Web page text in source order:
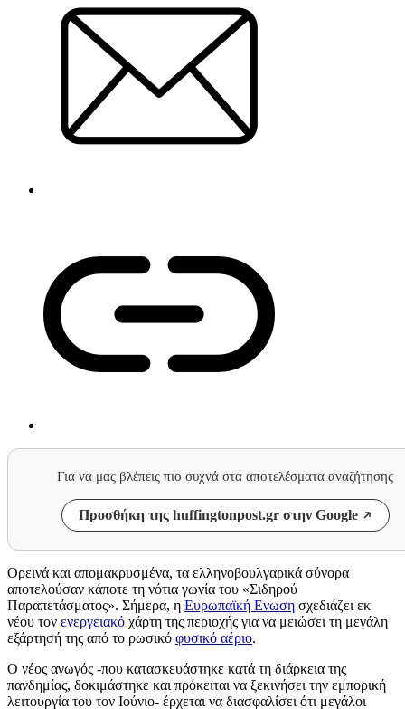
Για να μας βλέπεις πιο συχνά στα αποτελέσματα αναζήτησης
Προσθήκη της huffingtonpost.gr στην Google
Ορεινά και απομακρυσμένα, τα ελληνοβουλγαρικά σύνορα
αποτελούσαν κάποτε τη νότια γωνία του «Σιδηρού
Παραπετάσματος». Σήμερα, η Ευρωπαϊκή Ενωση σχεδιάζει εκ
νέου τον ενεργειακό χάρτη της περιοχής για να μειώσει τη μεγάλη
εξάρτησή της από το ρωσικό φυσικό αέριο.
Ο νέος αγωγός -που κατασκευάστηκε κατά τη διάρκεια της
πανδημίας, δοκιμάστηκε και πρόκειται να ξεκινήσει την εμπορική
λειτουργία του τον Ιούνιο- έρχεται να διασφαλίσει ότι μεγάλοι